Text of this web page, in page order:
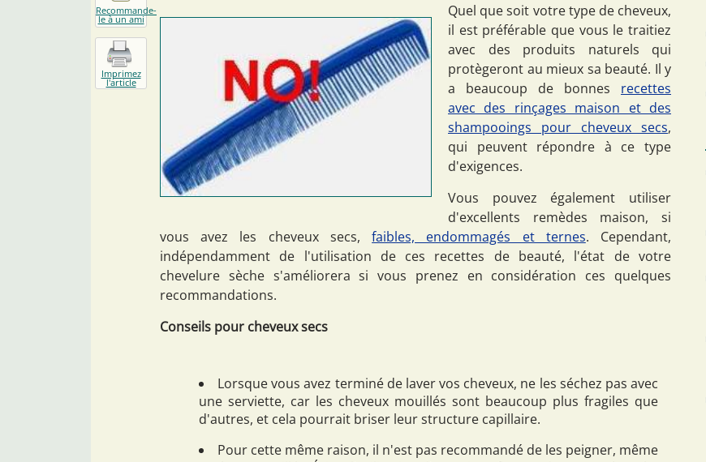
Quel que soit votre type de cheveux,
il est préférable que vous le traitiez
avec des produits naturels qui
protègeront au mieux sa beauté. Il y
a beaucoup de bonnes recettes
avec des rinçages maison et des
shampooings pour cheveux secs,
qui peuvent répondre à ce type
d'exigences.
Vous pouvez également utiliser
d'excellents remèdes maison, si
vous avez les cheveux secs,faibles, endommagés et ternes. Cependant,
indépendamment de l'utilisation de ces recettes de beauté, l'état de votre
chevelure sèche s'améliorera si vous prenez en considération ces quelques
recommandations.
Conseils pour cheveux secs
Lorsque vous avez terminé de laver vos cheveux, ne les séchez pas avec
une serviette, car les cheveux mouillés sont beaucoup plus fragiles que
d'autres, et cela pourrait briser leur structure capillaire.
Pour cette même raison, il n'est pas recommandé de les peigner, même
Recommande-
le à un ami
Imprimez
l'article